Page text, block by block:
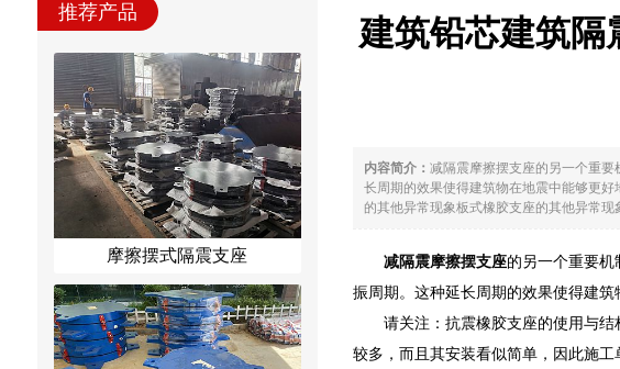
推荐产品
摩擦摆式隔震支座
建筑铅芯建筑隔
内容简介： 减隔震摩擦摆支座的另一个重
长周期的效果使得建筑物在地震中能够更
的其他异常现象板式橡胶支座的其他异常
减隔震摩擦摆支座的另一个重要机
振周期。这种延长周期的效果使得建
请关注：抗震橡胶支座的使用与
较多，而且其安装看似简单，因此施